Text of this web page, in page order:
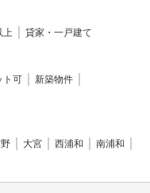
上 貸家・一戸建て
ト可
新築物件
大宮 西浦和
南浦和